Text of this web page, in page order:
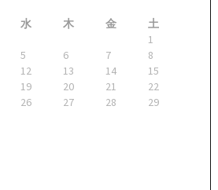
水 木 金
土
1
5 6 7
8
12 13 14
15
19 20 21
22
26 27 28
29